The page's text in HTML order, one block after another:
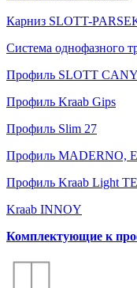
Карниз SLOTT-
Система однофазного
Профиль SLOTT
Профиль Kraab Gips
Профиль Slim 27
Профиль MADERNO,
Профиль Kraab Light
Kraab INNOY
Комплектующие к